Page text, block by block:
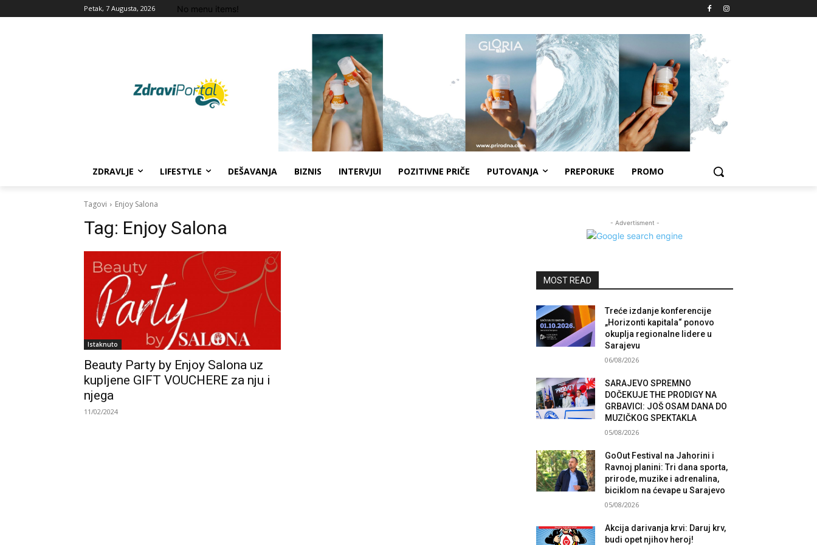
Petak, 7 Augusta, 2026 No menu items!
ZDRAVLJE LIFESTYLE DEŠAVANJA BIZNIS INTERVJUI POZITIVNE PRIČE PUTOVANJA PREPORUKE PROMO
Tagovi Enjoy Salona
Tag: Enjoy Salona
Istaknuto
Beauty Party by Enjoy Salona uz
kupljene GIFT VOUCHERE za nju i
njega
11/02/2024
- Advertisment -
MOST READ
Treće izdanje konferencije
„Horizonti kapitala“ ponovo
okuplja regionalne lidere u
Sarajevu
06/08/2026
SARAJEVO SPREMNO
DOČEKUJE THE PRODIGY NA
GRBAVICI: JOŠ OSAM DANA DO
MUZIČKOG SPEKTAKLA
05/08/2026
GoOut Festival na Jahorini i
Ravnoj planini: Tri dana sporta,
prirode, muzike i adrenalina,
biciklom na ćevape u Sarajevo
05/08/2026
Akcija darivanja krvi: Daruj krv,
budi opet njihov heroj!